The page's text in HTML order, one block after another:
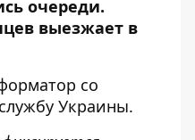
очереди.
выезжает в
со
Украины.